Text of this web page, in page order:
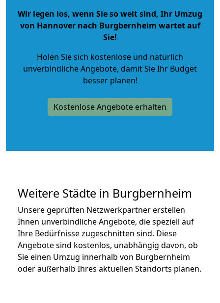
Wir legen los, wenn Sie so weit sind, Ihr Umzug
von Hannover nach Burgbernheim wartet auf
Sie!
Holen Sie sich kostenlose und natürlich
unverbindliche Angebote, damit Sie Ihr Budget
besser planen!
Kostenlose Angebote erhalten
Weitere Städte in Burgbernheim
Unsere geprüften Netzwerkpartner erstellen
Ihnen unverbindliche Angebote, die speziell auf
Ihre Bedürfnisse zugeschnitten sind. Diese
Angebote sind kostenlos, unabhängig davon, ob
Sie einen Umzug innerhalb von Burgbernheim
oder außerhalb Ihres aktuellen Standorts planen.